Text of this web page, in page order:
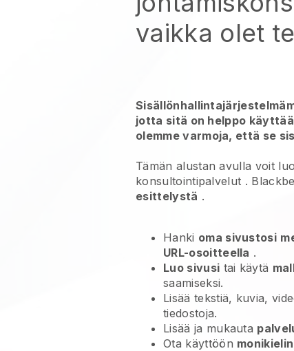
vaikka olet
jotta sitä on helppo
olemme varmoja, että se
Tämän alustan avulla voit
konsultointipalvelut .
esittelystä .
Hanki oma sivustosi
URL-osoitteella .
Luo sivusi tai käytä
saamiseksi.
Lisää tekstiä, kuvia,
tiedostoja.
Lisää ja mukauta
Ota käyttöön